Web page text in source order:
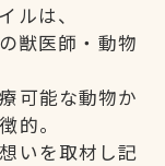
ルは、
獣医師・動物
可能な動物か
的。
いを取材し記